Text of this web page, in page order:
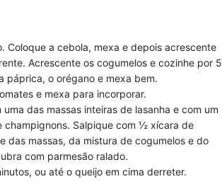
Coloque a cebola, mexa e depois acrescente
Acrescente os cogumelos e cozinhe por 5
páprica, o orégano e mexa bem.
e mexa para incorporar.
das massas inteiras de lasanha e com um
Salpique com ½ xícara de
das massas, da mistura de cogumelos e do
com parmesão ralado.
ou até o queijo em cima derreter.